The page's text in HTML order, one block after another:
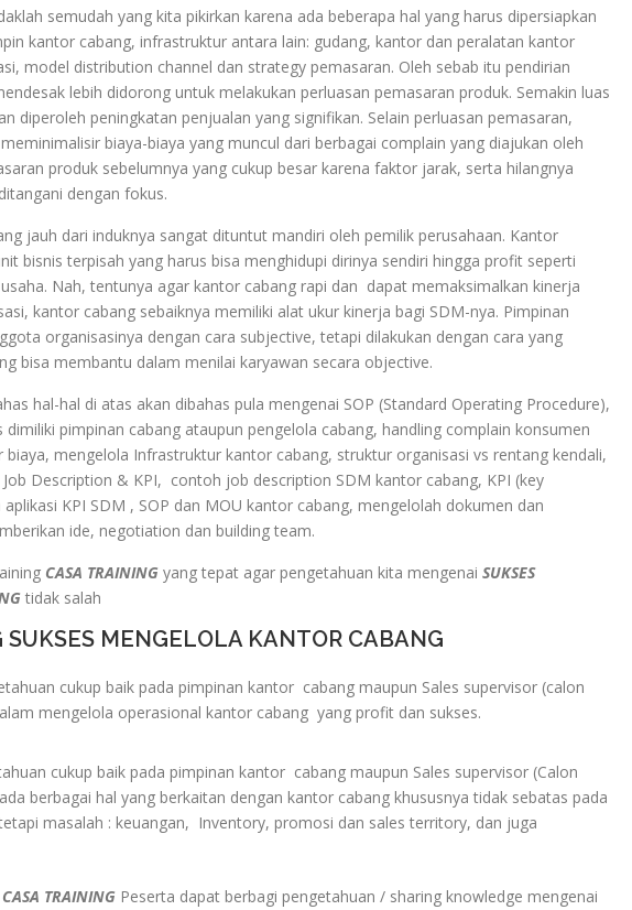
semudah yang kita pikirkan karena ada beberapa hal yang harus dipersiapkan
kantor cabang, infrastruktur antara lain: gudang, kantor dan peralatan kantor
model distribution channel dan strategy pemasaran. Oleh sebab itu pendirian
lebih didorong untuk melakukan perluasan pemasaran produk. Semakin luas
diperoleh peningkatan penjualan yang signifikan. Selain perluasan pemasaran,
biaya-biaya yang muncul dari berbagai complain yang diajukan oleh
produk sebelumnya yang cukup besar karena faktor jarak, serta hilangnya
dengan fokus.
jauh dari induknya sangat dituntut mandiri oleh pemilik perusahaan. Kantor
bisnis terpisah yang harus bisa menghidupi dirinya sendiri hingga profit seperti
Nah, tentunya agar kantor cabang rapi dan dapat memaksimalkan kinerja
kantor cabang sebaiknya memiliki alat ukur kinerja bagi SDM-nya. Pimpinan
organisasinya dengan cara subjective, tetapi dilakukan dengan cara yang
bisa membantu dalam menilai karyawan secara objective.
hal-hal di atas akan dibahas pula mengenai SOP (Standard Operating Procedure),
pimpinan cabang ataupun pengelola cabang, handling complain konsumen
mengelola Infrastruktur kantor cabang, struktur organisasi vs rentang kendali,
Description & KPI, contoh job description SDM kantor cabang, KPI (key
KPI SDM , SOP dan MOU kantor cabang, mengelolah dokumen dan
ide, negotiation dan building team.
CASA TRAINING yang tepat agar pengetahuan kita mengenai SUKSES
tidak salah
MENGELOLA KANTOR CABANG
cukup baik pada pimpinan kantor cabang maupun Sales supervisor (calon
mengelola operasional kantor cabang yang profit dan sukses.
cukup baik pada pimpinan kantor cabang maupun Sales supervisor (Calon
berbagai hal yang berkaitan dengan kantor cabang khususnya tidak sebatas pada
masalah : keuangan, Inventory, promosi dan sales territory, dan juga
CASA TRAINING Peserta dapat berbagi pengetahuan / sharing knowledge mengenai